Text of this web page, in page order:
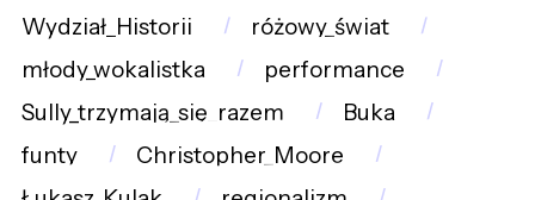
Wydział_Historii
różowy_świat
młody_wokalistka
performance
Sully_trzymają_się_razem
Buka
funty
Christopher_Moore